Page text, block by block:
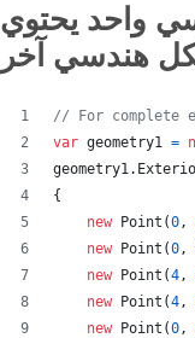
واحد يحتوي
هندسي آخر
// For complete
var geometry1 =
geometry1.
{
new
Point (0,
new
Point (0,
new
Point (4,
new
Point (4,
new
Point (0,